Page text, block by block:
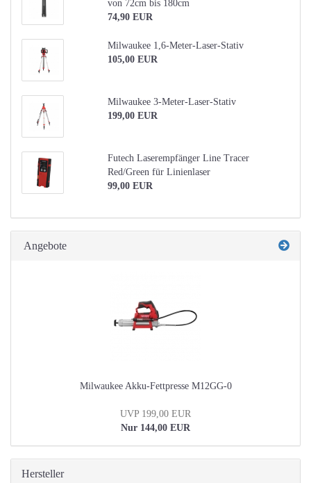
von 72cm bis 180cm
74,90 EUR
Milwaukee 1,6-Meter-Laser-Stativ
105,00 EUR
Milwaukee 3-Meter-Laser-Stativ
199,00 EUR
Futech Laserempfänger Line Tracer
Red/Green für Linienlaser
99,00 EUR
Angebote
Milwaukee Akku-Fettpresse M12GG-0
UVP 199,00 EUR
Nur 144,00 EUR
Hersteller